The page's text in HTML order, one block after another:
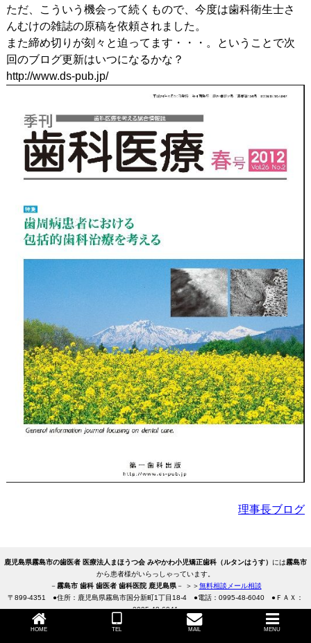
ただ、こういう機会って続くもので、今度は歯科衛生士さ
んむけの雑誌の原稿を依頼されました。
また締め切りが刻々と迫ってます・・・。ということで次
回のブログ更新はいつになるかな？
http://www.ds-pub.jp/
理事長ブログ
鹿児島県霧島市の歯医者 医療法人まほうつ会 みやかわ小児矯正歯科（ルタンはうす） には霧島市
から患者様がいらっしゃっています。
－霧島市 歯科 歯医者 歯科医院 鹿児島県－ ＞＞無料相談メール相談
〒 899-4351 ●住所：鹿児島県霧島市国分新町1丁目18-4 ●電話： 0995-48-6040 ●ＦＡＸ：
0995-48-6041
Copyright 2008-2026霧島市 みやかわ小児歯科All Rights Reserved.
HOME TEL MAIL MENU